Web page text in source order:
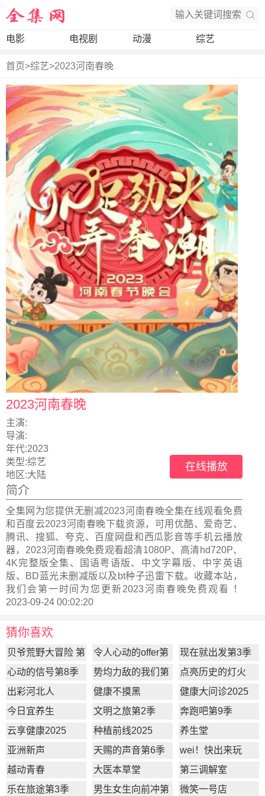
电影 电视剧 动漫 综艺
首页>综艺>2023河南春晚
2023河南春晚
主演:
导演:
年代:2023
类型:综艺
地区:大陆
在线播放
简介
全集网为您提供无删减2023河南春晚全集在线观看免费
和百度云2023河南春晚下载资源，可用优酷、爱奇艺、
腾讯、搜狐、夸克、百度网盘和西瓜影音等手机云播放
器，2023河南春晚免费观看超清1080P、高清hd720P、
4K完整版全集、国语粤语版、中文字幕版、中字英语
版、BD蓝光未删减版以及bt种子迅雷下载。收藏本站，
我们会第一时间为您更新2023河南春晚免费观看 ！
2023-09-24 00:02:20
猜你喜欢
贝爷荒野大冒险 第
一季
令人心动的offer第
7季
现在就出发第3季
心动的信号第8季
势均力敌的我们第
2季
点亮历史的灯火
出彩河北人
健康不摸黑
健康大问诊2025
今日宜养生
文明之旅第2季
奔跑吧第9季
云享健康2025
种植前线2025
养生堂
亚洲新声
天赐的声音第6季
wei！快出来玩
越动青春
大医本草堂
第三调解室
乐在旅途第3季
男生女生向前冲第 微笑一号店